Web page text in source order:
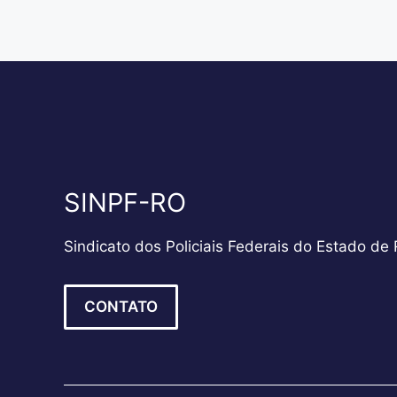
SINPF-RO
Sindicato dos Policiais Federais do Estado de
CONTATO